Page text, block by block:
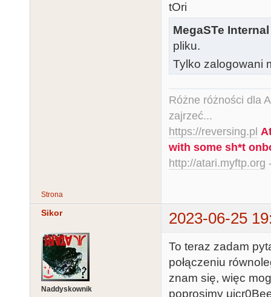
tOri
MegaSTe
pliku.
Tylko zalogowani
Różne różności dla
zajrzeć...
https://reversing.pl
with some sh*t
http://atari.myftp.org
Strona
Sikor 2023-06-25
Naddyskownik
To teraz zadam
połączeniu
znam się, więc
poprosimy